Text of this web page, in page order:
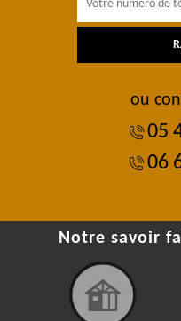
ou
05
06
Notre savoir